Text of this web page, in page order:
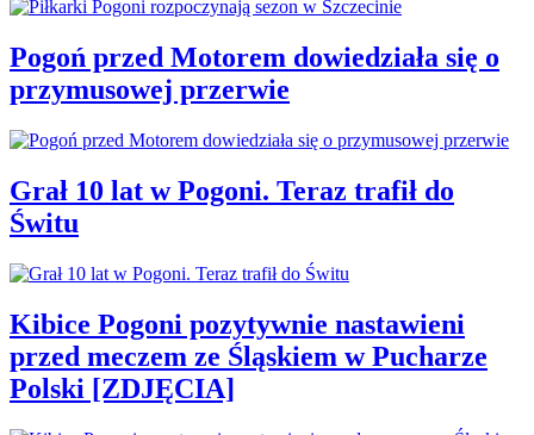
Pogoń przed Motorem dowiedziała się o
przymusowej przerwie
Grał 10 lat w Pogoni. Teraz trafił do
Świtu
Kibice Pogoni pozytywnie nastawieni
przed meczem ze Śląskiem w Pucharze
Polski [ZDJĘCIA]